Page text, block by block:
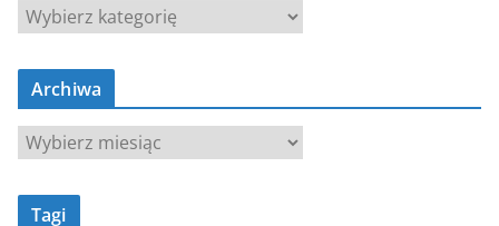
K
a
t
g
Archiwa
A
r
c
Tagi